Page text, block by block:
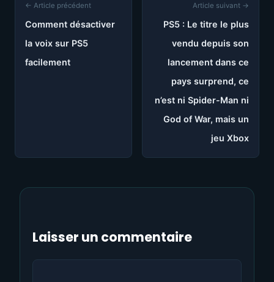
← Article précédent
Comment désactiver
la voix sur PS5
facilement
Article suivant →
PS5 : Le titre le plus
vendu depuis son
lancement dans ce
pays surprend, ce
n’est ni Spider-Man ni
God of War, mais un
jeu Xbox
Laisser un commentaire